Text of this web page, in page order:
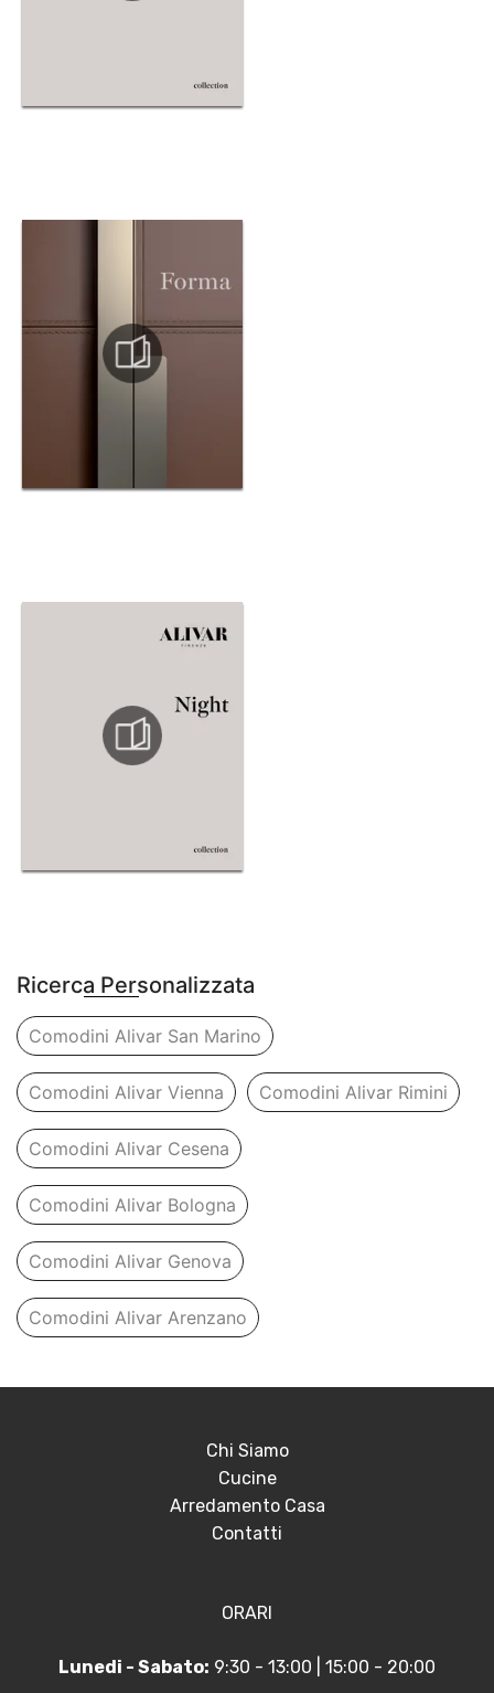
Ricerca Personalizzata
Comodini Alivar San Marino
Comodini Alivar Vienna Comodini Alivar Rimini
Comodini Alivar Cesena
Comodini Alivar Bologna
Comodini Alivar Genova
Comodini Alivar Arenzano
Chi Siamo
Cucine
Arredamento Casa
Contatti
ORARI
Lunedi - Sabato: 9:30 - 13:00 | 15:00 - 20:00